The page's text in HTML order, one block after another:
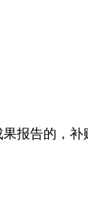
报告的，